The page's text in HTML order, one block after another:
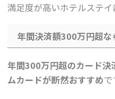
満足度が高いホテルステイ
年間決済額300万円超な
年間300万円超のカード決
ムカードが断然おすすめで